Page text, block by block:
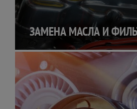
ЗАМЕНА МАСЛА И